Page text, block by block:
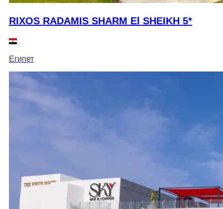
RIXOS RADAMIS SHARM El SHEIKH 5*
Египет